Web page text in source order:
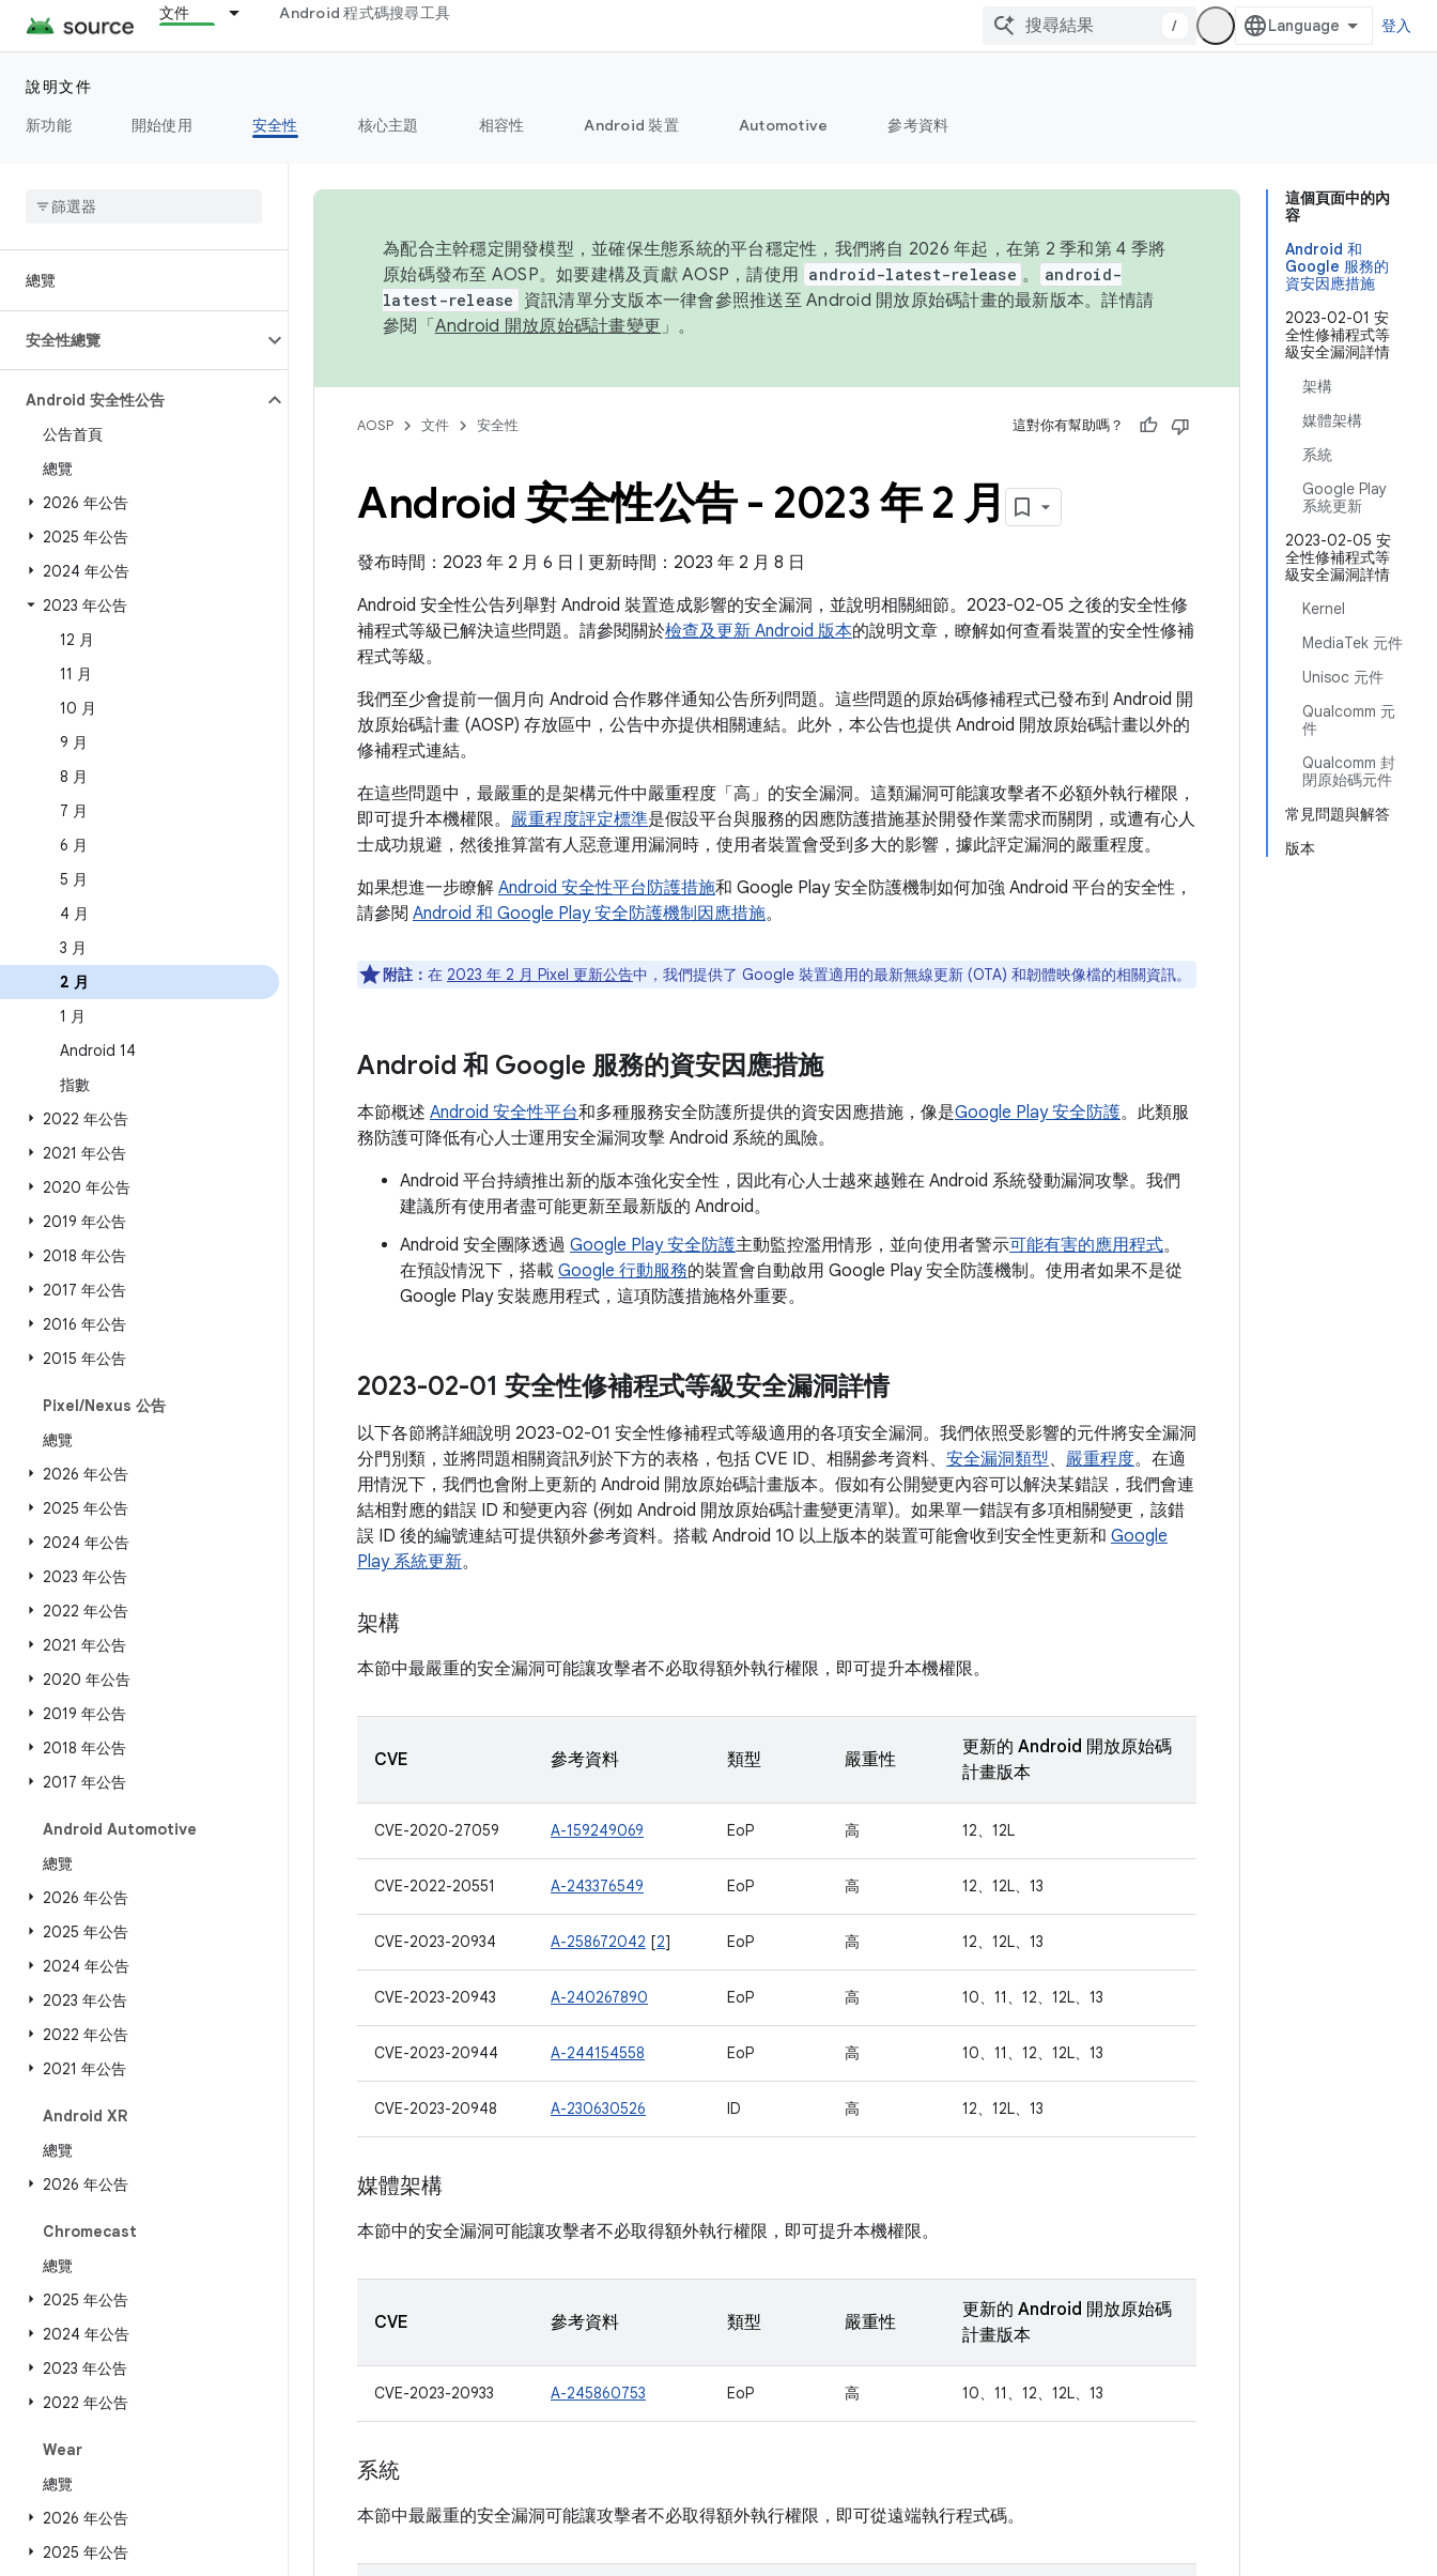
文件 Android 程式碼搜尋工具
/ 登入
說明文件
新功能
開始使用 安全性 核心主題 相容性 Android 裝置 Automotive 參考資料
總覽
安全性總覽
Android 安全性公告
公告首頁
總覽
2026 年公告
2025 年公告
2024 年公告
2023 年公告
12 月
11 月
10 月
9 月
8 月
7 月
6 月
5 月
4 月
3 月
2 月
1 月
Android 14
指數
2022 年公告
2021 年公告
2020 年公告
2019 年公告
2018 年公告
2017 年公告
2016 年公告
2015 年公告
Pixel/Nexus 公告
總覽
2026 年公告
2025 年公告
2024 年公告
2023 年公告
2022 年公告
2021 年公告
2020 年公告
2019 年公告
2018 年公告
2017 年公告
Android Automotive
總覽
2026 年公告
2025 年公告
2024 年公告
2023 年公告
2022 年公告
2021 年公告
Android XR
總覽
2026 年公告
Chromecast
總覽
2025 年公告
2024 年公告
2023 年公告
2022 年公告
Wear
總覽
2026 年公告
2025 年公告
這個頁面中的內
容
Android 和
Google 服務的
資安因應措施
2023-02-01 安
全性修補程式等
級安全漏洞詳情
架構
媒體架構
系統
Google Play
系統更新
2023-02-05 安
全性修補程式等
級安全漏洞詳情
Kernel
MediaTek 元件
Unisoc 元件
Qualcomm 元
件
Qualcomm 封
閉原始碼元件
常見問題與解答
版本
為配合主幹穩定開發模型，並確保生態系統的平台穩定性，我們將自 2026 年起，在第 2 季和第 4 季將
原始碼發布至 AOSP。如要建構及貢獻 AOSP，請使用 android-latest-release 。
android-
latest-release
資訊清單分支版本一律會參照推送至 Android 開放原始碼計畫的最新版本。詳情請
參閱「 Android 開放原始碼計畫變更 」。
AOSP 文件 安全性 這對你有幫助嗎？
Android 安全性公告 - 2023 年 2 月
發布時間：2023 年 2 月 6 日 | 更新時間：2023 年 2 月 8 日
Android 安全性公告列舉對 Android 裝置造成影響的安全漏洞，並說明相關細節。2023-02-05 之後的安全性修
補程式等級已解決這些問題。請參閱關於檢查及更新 Android 版本的說明文章，瞭解如何查看裝置的安全性修補
程式等級。
我們至少會提前一個月向 Android 合作夥伴通知公告所列問題。這些問題的原始碼修補程式已發布到 Android 開
放原始碼計畫 (AOSP) 存放區中，公告中亦提供相關連結。此外，本公告也提供 Android 開放原始碼計畫以外的
修補程式連結。
在這些問題中，最嚴重的是架構元件中嚴重程度「高」的安全漏洞。這類漏洞可能讓攻擊者不必額外執行權限，
即可提升本機權限。 嚴重程度評定標準是假設平台與服務的因應防護措施基於開發作業需求而關閉，或遭有心人
士成功規避，然後推算當有人惡意運用漏洞時，使用者裝置會受到多大的影響，據此評定漏洞的嚴重程度。
如果想進一步瞭解 Android 安全性平台防護措施和 Google Play 安全防護機制如何加強 Android 平台的安全性，
請參閱 Android 和 Google Play 安全防護機制因應措施。
附註： 在 2023 年 2 月 Pixel 更新公告中，我們提供了 Google 裝置適用的最新無線更新 (OTA) 和韌體映像檔的相關資訊。
Android 和 Google 服務的資安因應措施
本節概述 Android 安全性平台和多種服務安全防護所提供的資安因應措施，像是Google Play 安全防護。此類服
務防護可降低有心人士運用安全漏洞攻擊 Android 系統的風險。
Android 平台持續推出新的版本強化安全性，因此有心人士越來越難在 Android 系統發動漏洞攻擊。我們
建議所有使用者盡可能更新至最新版的 Android。
Android 安全團隊透過 Google Play 安全防護主動監控濫用情形，並向使用者警示可能有害的應用程式。
在預設情況下，搭載 Google 行動服務的裝置會自動啟用 Google Play 安全防護機制。使用者如果不是從
Google Play 安裝應用程式，這項防護措施格外重要。
2023-02-01 安全性修補程式等級安全漏洞詳情
以下各節將詳細說明 2023-02-01 安全性修補程式等級適用的各項安全漏洞。我們依照受影響的元件將安全漏洞
分門別類，並將問題相關資訊列於下方的表格，包括 CVE ID、相關參考資料、 安全漏洞類型、 嚴重程度。在適
用情況下，我們也會附上更新的 Android 開放原始碼計畫版本。假如有公開變更內容可以解決某錯誤，我們會連
結相對應的錯誤 ID 和變更內容 (例如 Android 開放原始碼計畫變更清單)。如果單一錯誤有多項相關變更，該錯
誤 ID 後的編號連結可提供額外參考資料。搭載 Android 10 以上版本的裝置可能會收到安全性更新和 Google
Play 系統更新。
架構
本節中最嚴重的安全漏洞可能讓攻擊者不必取得額外執行權限，即可提升本機權限。
CVE 參考資料 類型 嚴重性
更新的 Android 開放原始碼
計畫版本
CVE-2020-27059 A-159249069 EoP 高 12、12L
CVE-2022-20551 A-243376549 EoP 高 12、12L、13
CVE-2023-20934 A-258672042 [2] EoP 高 12、12L、13
CVE-2023-20943 A-240267890 EoP 高 10、11、12、12L、13
CVE-2023-20944 A-244154558 EoP 高 10、11、12、12L、13
CVE-2023-20948 A-230630526 ID 高 12、12L、13
媒體架構
本節中的安全漏洞可能讓攻擊者不必取得額外執行權限，即可提升本機權限。
CVE 參考資料 類型 嚴重性
更新的 Android 開放原始碼
計畫版本
CVE-2023-20933 A-245860753 EoP 高 10、11、12、12L、13
系統
本節中最嚴重的安全漏洞可能讓攻擊者不必取得額外執行權限，即可從遠端執行程式碼。